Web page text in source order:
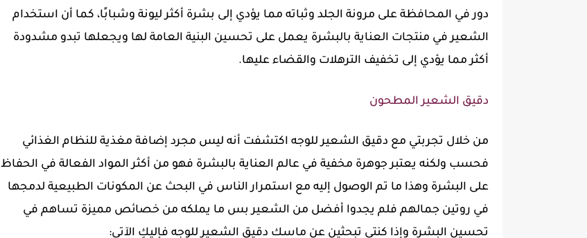
دور في المحافظة على مرونة الجلد وثباته مما يؤدي إلى بشرة أكثر ليونة وشبابًا، كما أن استخدام
الشعير في منتجات العناية بالبشرة يعمل على تحسين البنية العامة لها ويجعلها تبدو مشدودة
أكثر مما يؤدي إلى تخفيف الترهلات والقضاء عليها.
دقيق الشعير المطحون
من خلال تجربتي مع دقيق الشعير للوجه اكتشفت أنه ليس مجرد إضافة مغذية للنظام الغذائي
فحسب ولكنه يعتبر جوهرة مخفية في عالم العناية بالبشرة فهو من أكثر المواد الفعالة في الحفاظ
على البشرة وهذا ما تم الوصول إليه مع استمرار الناس في البحث عن المكونات الطبيعية لدمجها
في روتين جمالهم فلم يجدوا أفضل من الشعير بس ما يملكه من خصائص مميزة تساهم في
تحسين البشرة وإذا كنتي تبحثين عن ماسك دقيق الشعير للوجه فإليكِ الآتي: